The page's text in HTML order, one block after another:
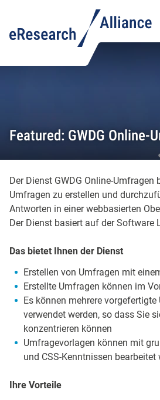
ÜBER UNS
Featured: GWDG Online-
Der Dienst GWDG Online-
Umfragen zu erstellen und
Antworten in einer webbasierten
Der Dienst basiert auf der Software
Das bietet Ihnen der Dienst
Erstellen von Umfragen mit
Erstellte Umfragen können im
Es können mehrere
verwendet werden, so dass Sie
konzentrieren können
Umfragevorlagen können mit
und CSS-Kenntnissen bearbeitet
Ihre Vorteile